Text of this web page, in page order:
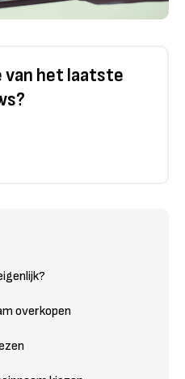
van het laatste
overkopen